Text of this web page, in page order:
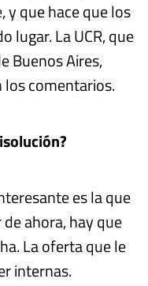
y que hace que los
lugar. La UCR, que
Buenos Aires,
los comentarios.
es la que
ahora, hay que
La oferta que le
internas.